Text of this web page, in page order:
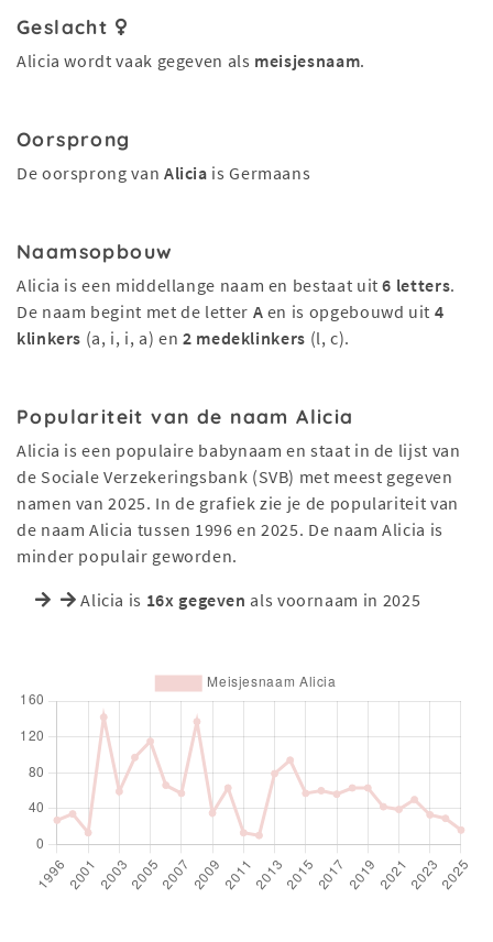
Geslacht
Alicia wordt vaak gegeven als meisjesnaam.
Oorsprong
De oorsprong van Alicia is Germaans
Naamsopbouw
Alicia is een middellange naam en bestaat uit6 letters.
De naam begint met de letter A en is opgebouwd uit 4
klinkers (a, i, i, a) en2 medeklinkers (l, c).
Populariteit van de naam Alicia
Alicia is een populaire babynaam en staat in de lijst van
de Sociale Verzekeringsbank (SVB) met meest gegeven
namen van 2025. In de grafiek zie je de populariteit van
de naam Alicia tussen 1996 en 2025. De naam Alicia is
minder populair geworden.
Alicia is 16x gegeven als voornaam in 2025